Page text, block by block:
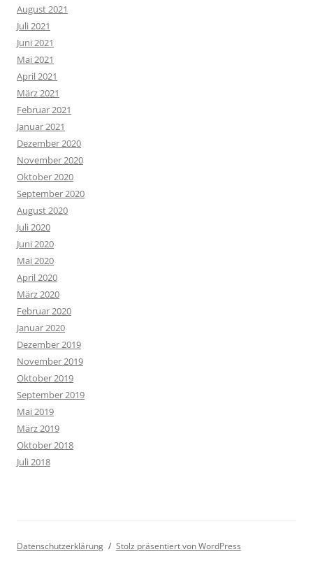
August 2021
Juli 2021
Juni 2021
Mai 2021
April 2021
März 2021
Februar 2021
Januar 2021
Dezember 2020
November 2020
Oktober 2020
September 2020
August 2020
Juli 2020
Juni 2020
Mai 2020
April 2020
März 2020
Februar 2020
Januar 2020
Dezember 2019
November 2019
Oktober 2019
September 2019
Mai 2019
März 2019
Oktober 2018
Juli 2018
Datenschutzerklärung Stolz präsentiert von WordPress